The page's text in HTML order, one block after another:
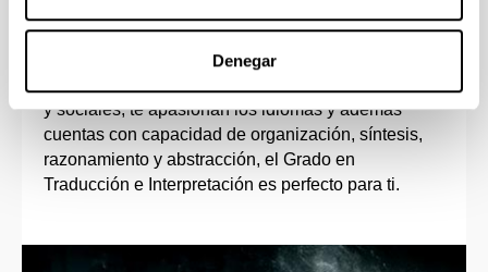
Denegar
Perfil de ingreso
y sociales, te apasionan los idiomas y además
cuentas con capacidad de organización, síntesis,
razonamiento y abstracción, el Grado en
Traducción e Interpretación es perfecto para ti.